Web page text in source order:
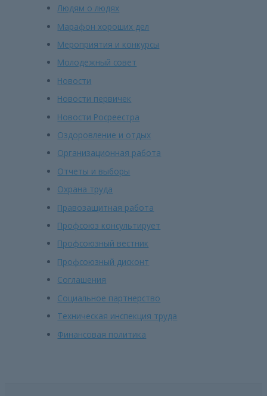
Людям о людях
Марафон хороших дел
Мероприятия и конкурсы
Молодежный совет
Новости
Новости первичек
Новости Росреестра
Оздоровление и отдых
Организационная работа
Отчеты и выборы
Охрана труда
Правозащитная работа
Профсоюз консультирует
Профсоюзный вестник
Профсоюзный дисконт
Соглашения
Социальное партнерство
Техническая инспекция труда
Финансовая политика